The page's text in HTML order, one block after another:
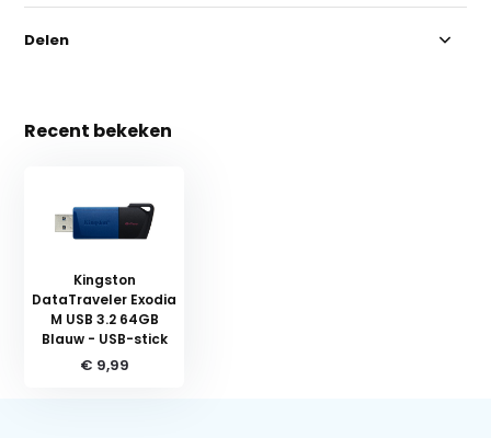
Delen
Recent bekeken
Kingston
DataTraveler Exodia
M USB 3.2 64GB
Blauw - USB-stick
€ 9,99